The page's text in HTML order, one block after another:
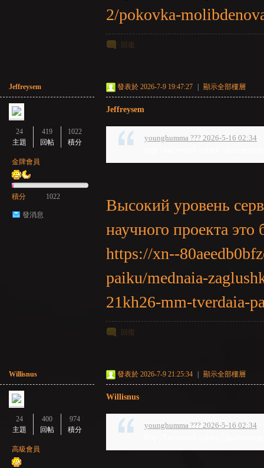
2/pokovka-
回復
Jeffreysem
24
主題
419
回帖
1022
積分
金牌會員
積分 1022
發消息
發表於 2026-7-9 19:47:27 顯示全部樓層
Jeffreysem
younghumma ??? 2026-5-16 02:34
Высокий уровень
научного проекта
https://xn--
paiku/mednaia-
21kh26-mm-tverdaia-
回復
Willisnus
24
主題
400
回帖
974
積分
高級會員
發表於 2026-7-9 21:25:34 顯示全部樓層
Willisnus
younghumma ??? 2026-5-16 02:34